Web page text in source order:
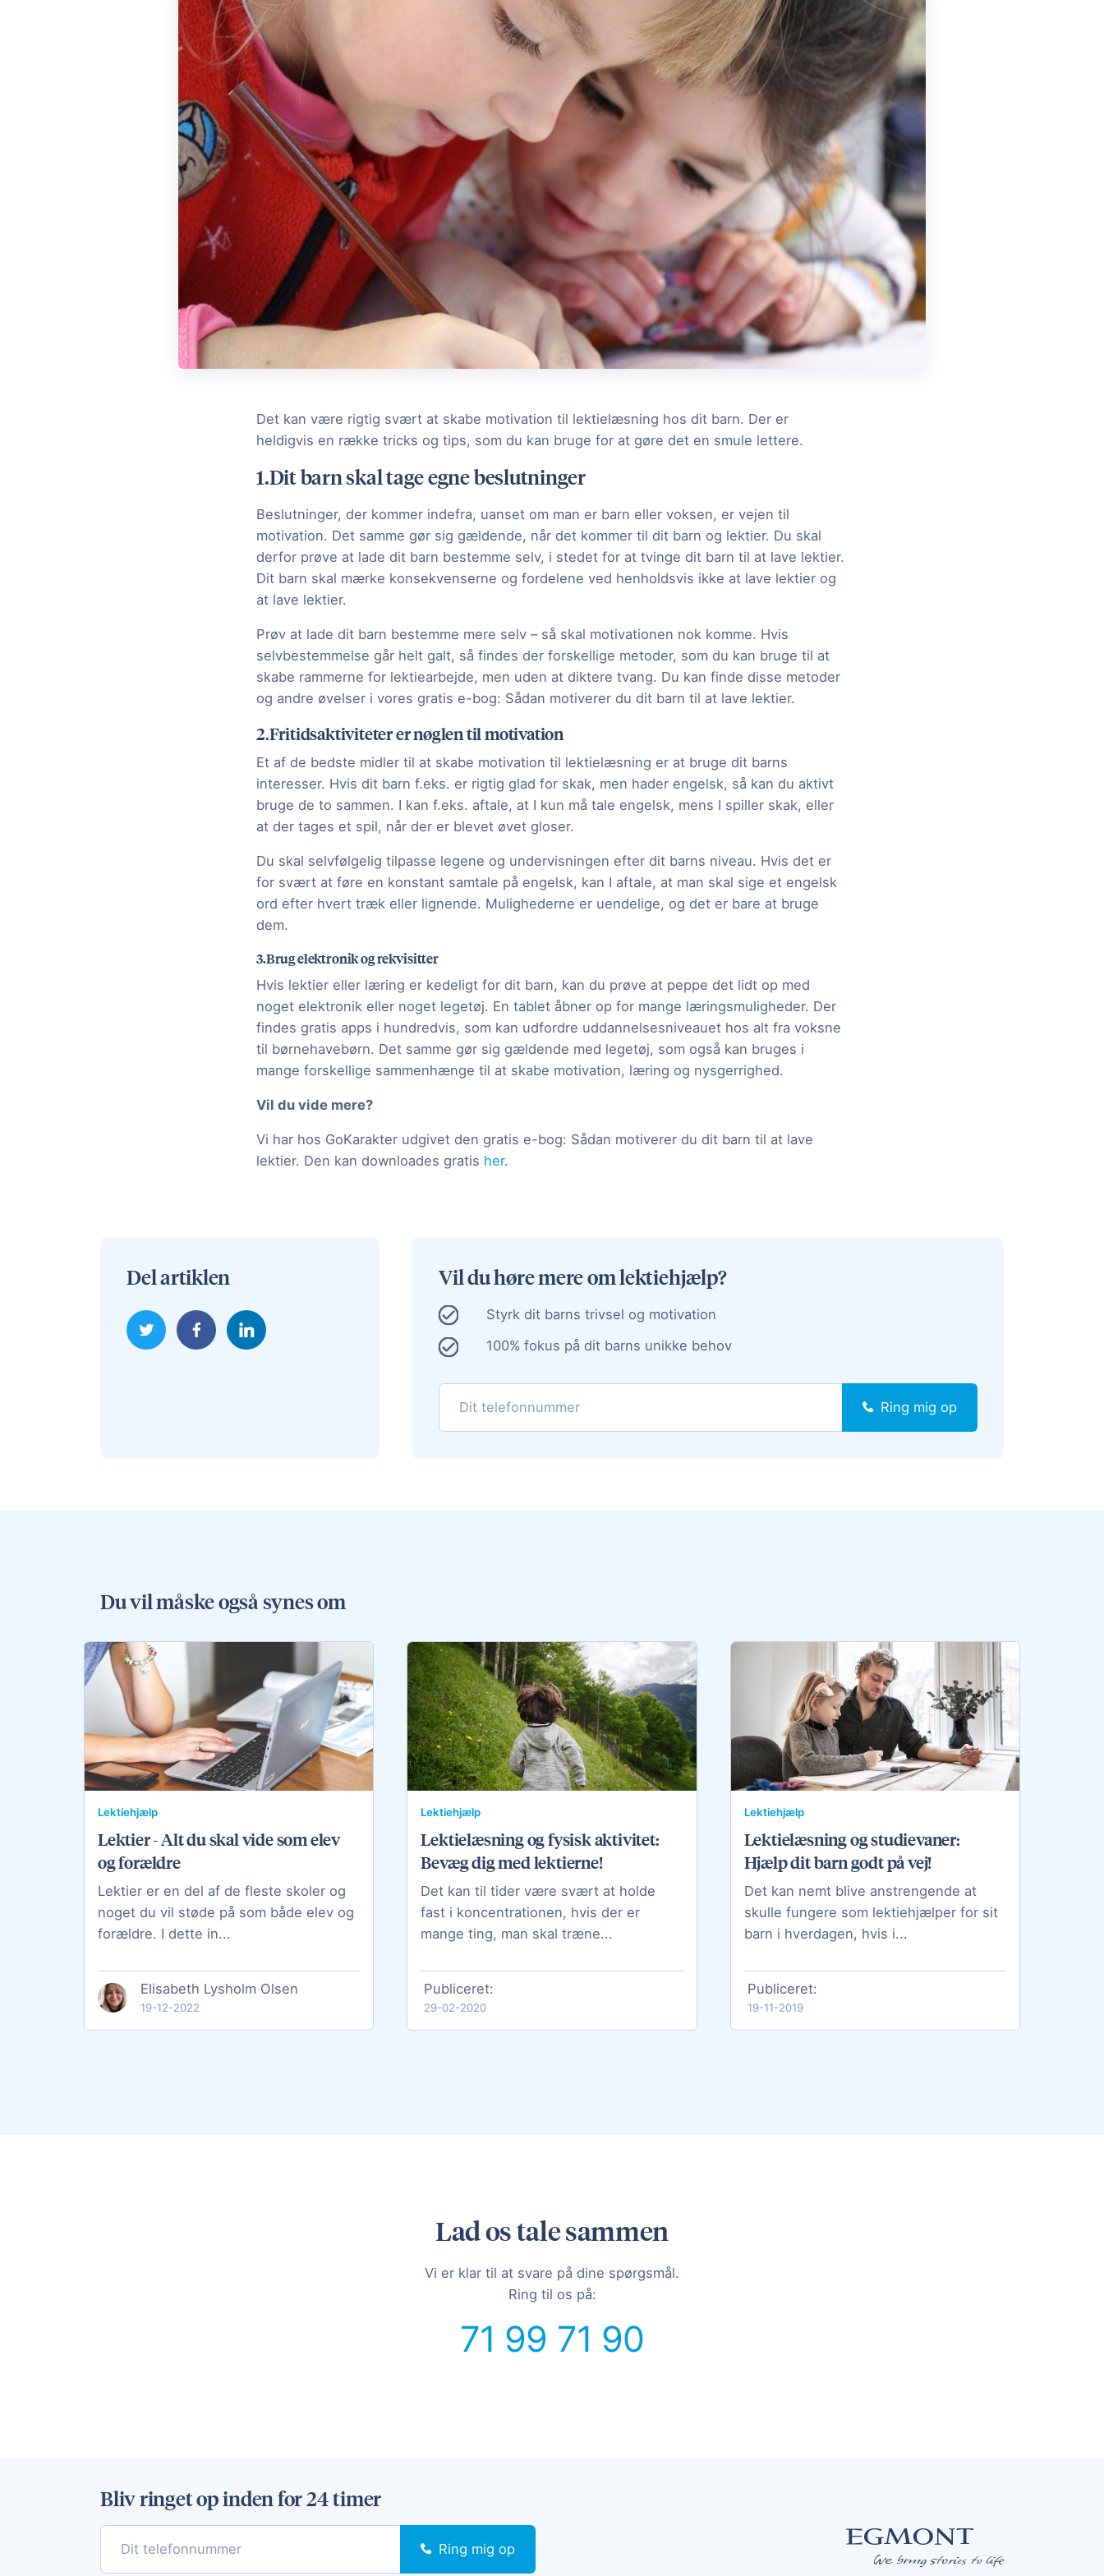
Det kan være rigtig svært at skabe motivation til lektielæsning hos dit barn. Der er
heldigvis en række tricks og tips, som du kan bruge for at gøre det en smule lettere.
1.Dit barn skal tage egne beslutninger
Beslutninger, der kommer indefra, uanset om man er barn eller voksen, er vejen til
motivation. Det samme gør sig gældende, når det kommer til dit barn og lektier. Du skal
derfor prøve at lade dit barn bestemme selv, i stedet for at tvinge dit barn til at lave lektier.
Dit barn skal mærke konsekvenserne og fordelene ved henholdsvis ikke at lave lektier og
at lave lektier.
Prøv at lade dit barn bestemme mere selv – så skal motivationen nok komme. Hvis
selvbestemmelse går helt galt, så findes der forskellige metoder, som du kan bruge til at
skabe rammerne for lektiearbejde, men uden at diktere tvang. Du kan finde disse metoder
og andre øvelser i vores gratis e-bog: Sådan motiverer du dit barn til at lave lektier.
2.Fritidsaktiviteter er nøglen til motivation
Et af de bedste midler til at skabe motivation til lektielæsning er at bruge dit barns
interesser. Hvis dit barn f.eks. er rigtig glad for skak, men hader engelsk, så kan du aktivt
bruge de to sammen. I kan f.eks. aftale, at I kun må tale engelsk, mens I spiller skak, eller
at der tages et spil, når der er blevet øvet gloser.
Du skal selvfølgelig tilpasse legene og undervisningen efter dit barns niveau. Hvis det er
for svært at føre en konstant samtale på engelsk, kan I aftale, at man skal sige et engelsk
ord efter hvert træk eller lignende. Mulighederne er uendelige, og det er bare at bruge
dem.
3.Brug elektronik og rekvisitter
Hvis lektier eller læring er kedeligt for dit barn, kan du prøve at peppe det lidt op med
noget elektronik eller noget legetøj. En tablet åbner op for mange læringsmuligheder. Der
findes gratis apps i hundredvis, som kan udfordre uddannelsesniveauet hos alt fra voksne
til børnehavebørn. Det samme gør sig gældende med legetøj, som også kan bruges i
mange forskellige sammenhænge til at skabe motivation, læring og nysgerrighed.
Vil du vide mere?
Vi har hos GoKarakter udgivet den gratis e-bog: Sådan motiverer du dit barn til at lave
lektier. Den kan downloades gratis her.
Del artiklen Vil du høre mere om lektiehjælp?
Styrk dit barns trivsel og motivation
100% fokus på dit barns unikke behov
Ring mig op
Du vil måske også synes om
Lektiehjælp
Lektier - Alt du skal vide som elev
og forældre
Lektier er en del af de fleste skoler og
noget du vil støde på som både elev og
forældre. I dette in...
Elisabeth Lysholm Olsen
19-12-2022
Lektiehjælp
Lektielæsning og fysisk aktivitet:
Bevæg dig med lektierne!
Det kan til tider være svært at holde
fast i koncentrationen, hvis der er
mange ting, man skal træne...
Publiceret:
29-02-2020
Lektiehjælp
Lektielæsning og studievaner:
Hjælp dit barn godt på vej!
Det kan nemt blive anstrengende at
skulle fungere som lektiehjælper for sit
barn i hverdagen, hvis i...
Publiceret:
19-11-2019
Lad os tale sammen
Vi er klar til at svare på dine spørgsmål.
Ring til os på:
71 99 71 90
Bliv ringet op inden for 24 timer
Ring mig op